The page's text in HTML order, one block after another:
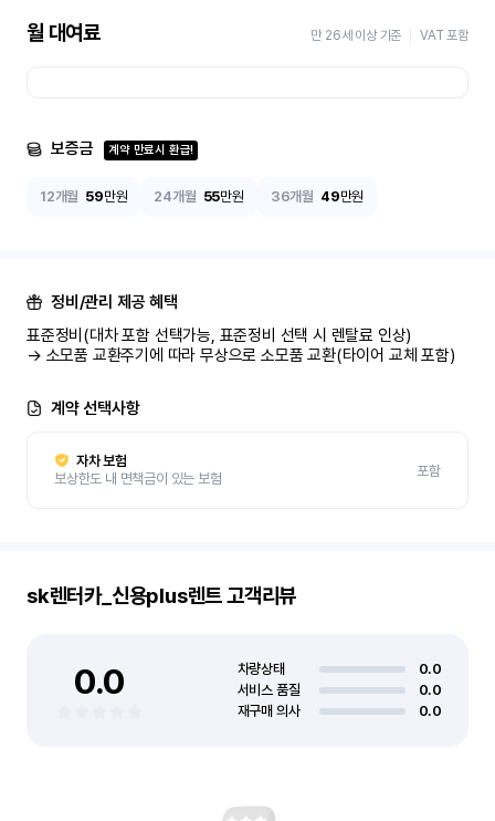
월 대여료 만 26세 이상 기준 VAT 포함
보증금 계약 만료시 환급!
12개월 59만원 24개월 55만원 36개월 49만원
정비/관리 제공 혜택
표준정비(대차 포함 선택가능, 표준정비 선택 시 렌탈료 인상)
→ 소모품 교환주기에 따라 무상으로 소모품 교환(타이어 교체 포함)
계약 선택사항
자차 보험
보상한도 내 면책금이 있는 보험
포함
sk렌터카_신용plus렌트고객리뷰
0.0 차량상태
0.0
서비스 품질
0.0
재구매 의사
0.0